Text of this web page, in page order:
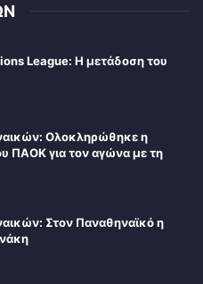
League: Η μετάδοση του
Ολοκληρώθηκε η
ΠΑΟΚ για τον αγώνα με τη
Στον Παναθηναϊκό η